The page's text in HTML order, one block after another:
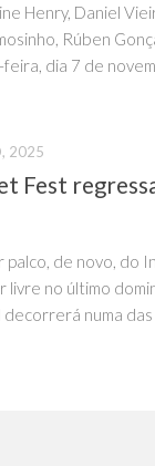
Henry, Daniel
Rúben
dia 7 de
2025
Fest
palco, de novo, do
livre no último
numa das